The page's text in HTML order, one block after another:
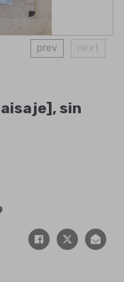
prev next
sin